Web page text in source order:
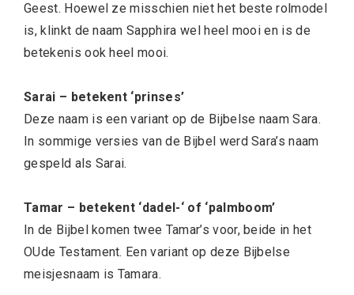
Geest. Hoewel ze misschien niet het beste rolmodel
is, klinkt de naam Sapphira wel heel mooi en is de
betekenis ook heel mooi.
Sarai – betekent ‘prinses’
Deze naam is een variant op de Bijbelse naam Sara.
In sommige versies van de Bijbel werd Sara’s naam
gespeld als Sarai.
Tamar – betekent ‘dadel-‘ of ‘palmboom’
In de Bijbel komen twee Tamar’s voor, beide in het
OUde Testament. Een variant op deze Bijbelse
meisjesnaam is Tamara.